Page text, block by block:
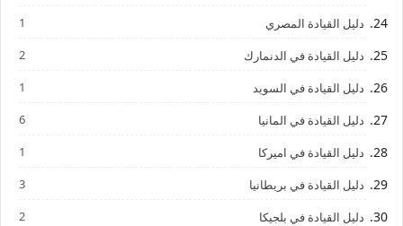
دليل القيادة المصري 1
دليل القيادة في الدنمارك 2
دليل القيادة في السويد 1
دليل القيادة في المانيا 6
دليل القيادة في اميركا 1
دليل القيادة في بريطانيا 3
دليل القيادة في بلجيكا 2